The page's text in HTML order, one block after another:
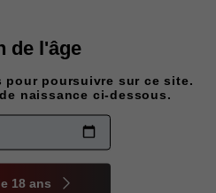
$
de l'âge
pour poursuivre sur ce site.
naissance ci-dessous.
18 ans